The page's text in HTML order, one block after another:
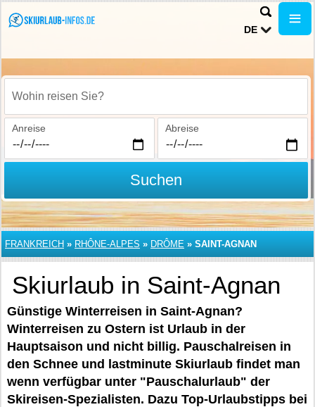
DE
Wohin reisen Sie?
Anreise Abreise
Suchen
FRANKREICH » RHÔNE-ALPES » DRÔME » SAINT-AGNAN
Skiurlaub in Saint-Agnan
Günstige Winterreisen in Saint-Agnan?
Winterreisen zu Ostern ist Urlaub in der
Hauptsaison und nicht billig. Pauschalreisen in
den Schnee und lastminute Skiurlaub findet man
wenn verfügbar unter "Pauschalurlaub" der
Skireisen-Spezialisten. Dazu Top-Urlaubstipps bei